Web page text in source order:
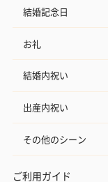
結婚記念日
お礼
結婚内祝い
出産内祝い
その他のシーン
ご利用ガイド